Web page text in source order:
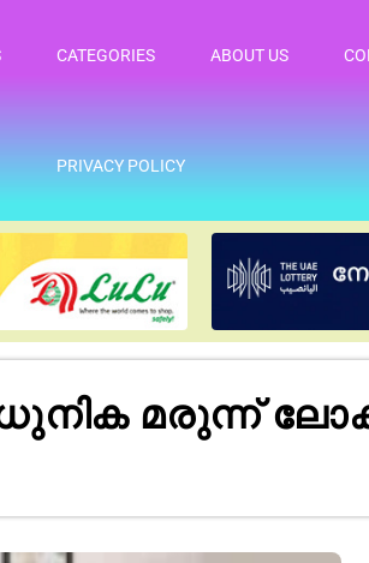
CATEGORIES ABOUT US
PRIVACY POLICY
മരുന്ന്